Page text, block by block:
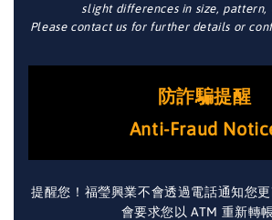
slight differences in size, pattern,
Please contact us for further details or
防詐騙提醒
Anti-Fraud
提醒您！福瑩興業不會透過電話通知您
會要求您以 ATM 重新轉帳